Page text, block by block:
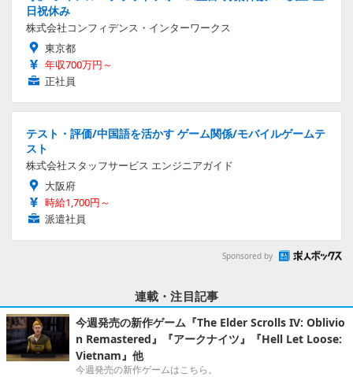
日祝休み
株式会社コンフィデンス・インターワークス
東京都
年収700万円～
正社員
テスト・評価/中国語を活かす ゲーム関係/モバイルゲームテ
スト
株式会社スタッフサービス エンジニアガイド
大阪府
時給1,700円～
派遣社員
Sponsored by
連載・注目記事
今週発売の新作ゲーム『The Elder Scrolls IV: Oblivio
n Remastered』『アークナイツ』『Hell Let Loose:
Vietnam』他
今週発売の新作ゲームはこちら。